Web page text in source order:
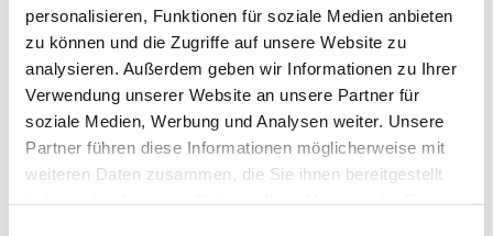
personalisieren, Funktionen für soziale Medien anbieten
zu können und die Zugriffe auf unsere Website zu
analysieren. Außerdem geben wir Informationen zu Ihrer
Verwendung unserer Website an unsere Partner für
soziale Medien, Werbung und Analysen weiter. Unsere
Partner führen diese Informationen möglicherweise mit
weiteren Daten zusammen, die Sie ihnen bereitgestellt